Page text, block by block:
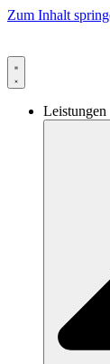
Zum Inhalt
Leistungen